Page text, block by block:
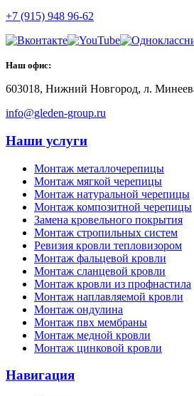
+7 (915) 948 96-62
Наш офис:
603018, Нижний Новгород, л.
info@gleden-group.ru
Наши услуги
Монтаж металлочерепицы
Монтаж мягкой черепицы
Монтаж натуральной черепицы
Монтаж композитной черепицы
Замена кровельного покрытия
Монтаж стропильных систем
Ревизия кровли тепловизором
Монтаж фальцевой кровли
Монтаж сланцевой кровли
Монтаж кровли из профнастила
Монтаж наплавляемой кровли
Монтаж ондулина
Монтаж пвх мембраны
Монтаж медной кровли
Монтаж цинковой кровли
Навигация